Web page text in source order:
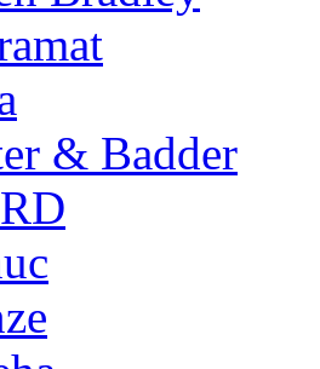
& Badder